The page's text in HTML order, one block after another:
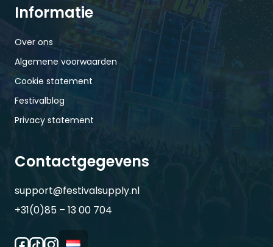
Informatie
Over ons
Algemene voorwaarden
Cookie statement
Festivalblog
Privacy statement
Contactgegevens
support@festivalsupply.nl
+31(0)85 – 13 00 704